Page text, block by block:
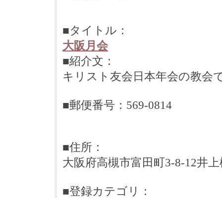
■タイトル：
大阪月会
■紹介文：
キリスト友会日本年会の教会
■郵便番号：569-0814
■住所：
大阪府高槻市富田町3-8-12井
■登録カテゴリ：